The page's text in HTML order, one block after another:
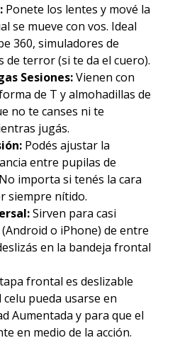
Ponete los lentes y mové la
se mueve con vos. Ideal
360, simuladores de
de terror (si te da el cuero).
Sesiones:Vienen con
de T y almohadillas de
no te canses ni te
jugás.
Podés ajustar la
entre pupilas de
importa si tenés la cara
siempre nítido.
Sirven para casi
o iPhone) de entre
en la bandeja frontal
frontal es deslizable
pueda usarse en
Aumentada y para que el
en medio de la acción.